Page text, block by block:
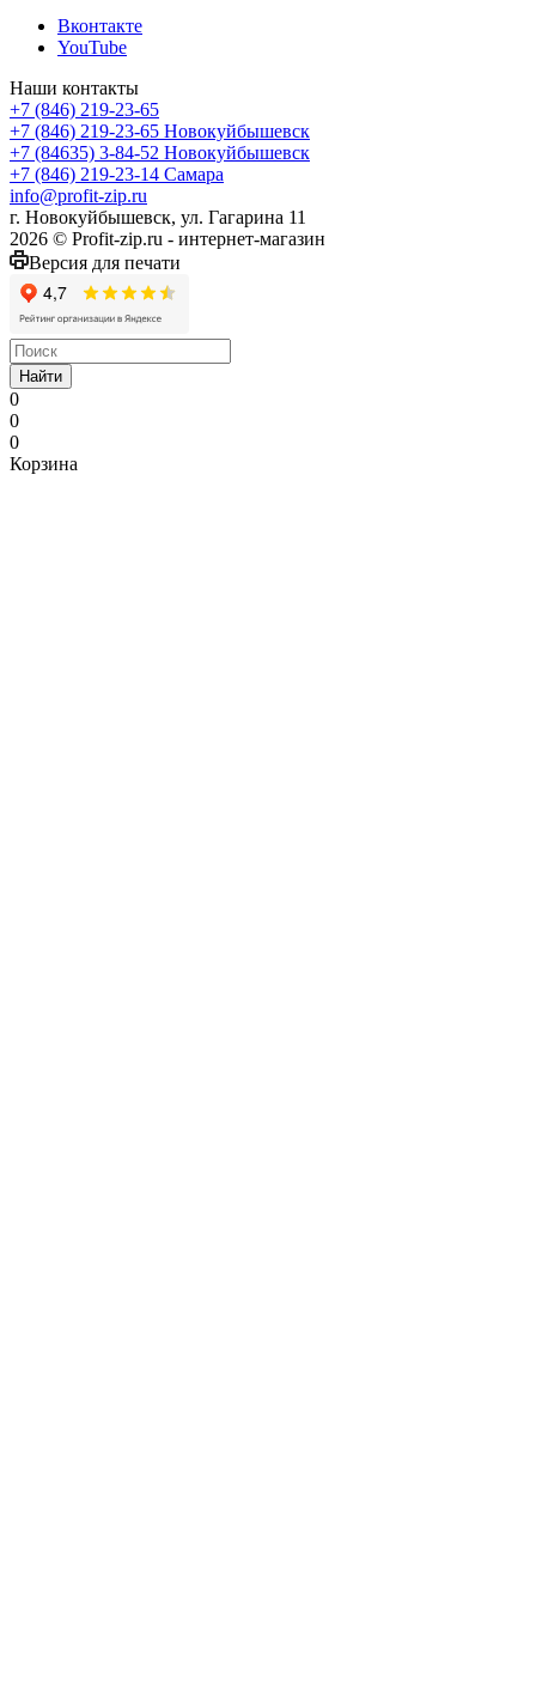
Вконтакте
YouTube
Наши контакты
+7 (846) 219-23-65
+7 (846) 219-23-65 Новокуйбышевск
+7 (84635) 3-84-52 Новокуйбышевск
+7 (846) 219-23-14 Самара
info@profit-zip.ru
г. Новокуйбышевск, ул. Гагарина 11
2026 © Profit-zip.ru - интернет-магазин
Версия для печати
Найти
0
0
0
Корзина